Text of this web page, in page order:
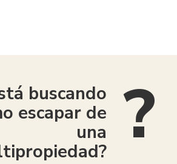
buscando
escapar de
una